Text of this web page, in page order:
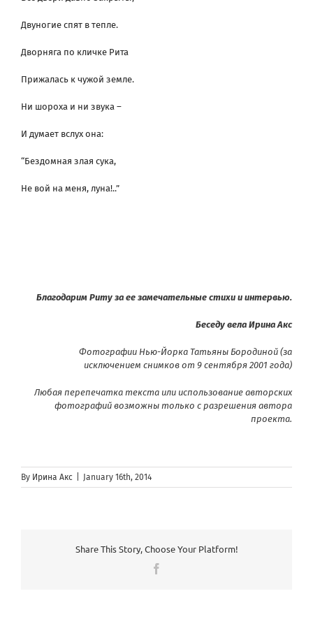
Двуногие спят в тепле.
Дворняга по кличке Рита
Прижалась к чужой земле.
Ни шороха и ни звука –
И думает вслух она:
“Бездомная злая сука,
Не вой на меня, луна!..”
Благодарим Риту за ее замечательные стихи и интервью.
Беседу вела Ирина Акс
Фотографии Нью-Йорка Татьяны Бородиной (за
исключением снимков от 9 сентября 2001 года)
Любая перепечатка текста или использование авторских
фотографий возможны только с разрешения автора
проекта.
By Ирина Акс January 16th, 2014
Share This Story, Choose Your Platform!